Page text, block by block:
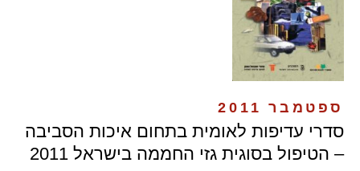
ספטמבר 2011
סדרי עדיפות לאומית בתחום איכות הסביבה
– הטיפול בסוגית גזי החממה בישראל 2011